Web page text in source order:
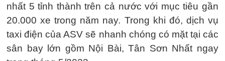
nhất 5 tỉnh thành trên cả nước với mục tiêu gần
20.000 xe trong năm nay. Trong khi đó, dịch vụ
taxi điện của ASV sẽ nhanh chóng có mặt tại các
sân bay lớn gồm Nội Bài, Tân Sơn Nhất ngay